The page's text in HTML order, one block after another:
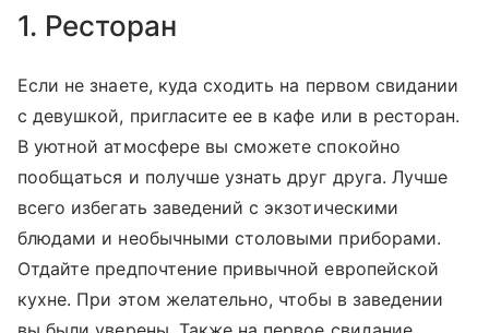
1. Ресторан
Если не знаете, куда сходить на первом свидании
с девушкой, пригласите ее в кафе или в ресторан.
В уютной атмосфере вы сможете спокойно
пообщаться и получше узнать друг друга. Лучше
всего избегать заведений с экзотическими
блюдами и необычными столовыми приборами.
Отдайте предпочтение привычной европейской
кухне. При этом желательно, чтобы в заведении